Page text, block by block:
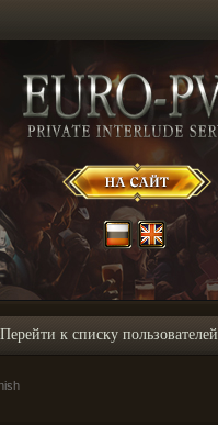
Перейти к списку пользователей